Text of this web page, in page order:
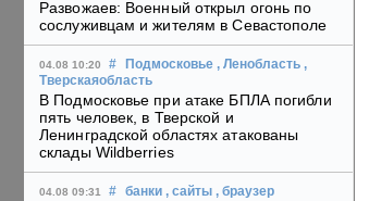
Развожаев: Военный открыл огонь по
сослуживцам и жителям в Севастополе
04.08 10:20 # Подмосковье , Ленобласть ,
Тверскаяобласть
В Подмосковье при атаке БПЛА погибли
пять человек, в Тверской и
Ленинградской областях атакованы
склады Wildberries
04.08 09:31 # банки , сайты , браузер